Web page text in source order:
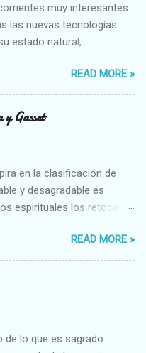
muy interesantes
las nuevas tecnologías
estado natural,
READ MORE »
Gasset
en la clasificación de
y desagradable es
espirituales los retoca.
Sano-Enfermo Selecto-
3 ESPIRITUALES a)
Aproximado
malo Bondadoso-
Leal-Desleal,etc.
Santo-Pr...
READ MORE »
lo que es sagrado.